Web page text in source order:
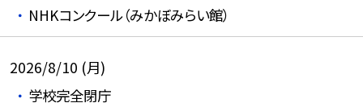
NHKコンクール（みかぼみらい館）
2026/8/10 (月)
学校完全閉庁